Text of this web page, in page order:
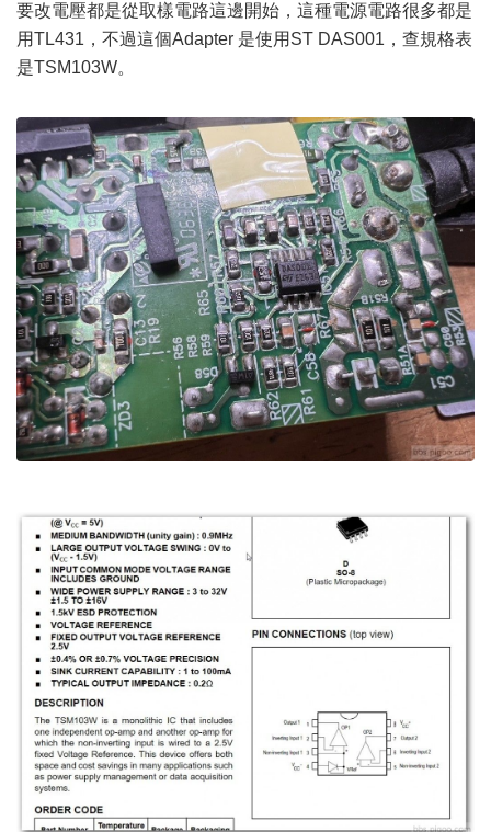
要改電壓都是從取樣電路這邊開始，這種電源電路很多都是
用TL431，不過這個Adapter 是使用ST DAS001，查規格表
是TSM103W。